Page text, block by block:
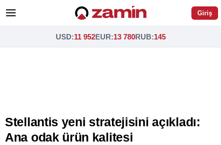
Giriş
USD:11 952EUR:13 780RUB:145
Stellantis yeni stratejisini açıkladı:
Ana odak ürün kalitesi